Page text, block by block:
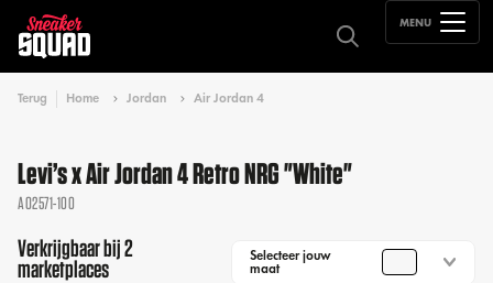
MENU
Terug Home Jordan Air Jordan 4
Levi’s x Air Jordan 4 Retro NRG "White"
AO2571-100
Verkrijgbaar bij 2
marketplaces
Selecteer jouw
maat